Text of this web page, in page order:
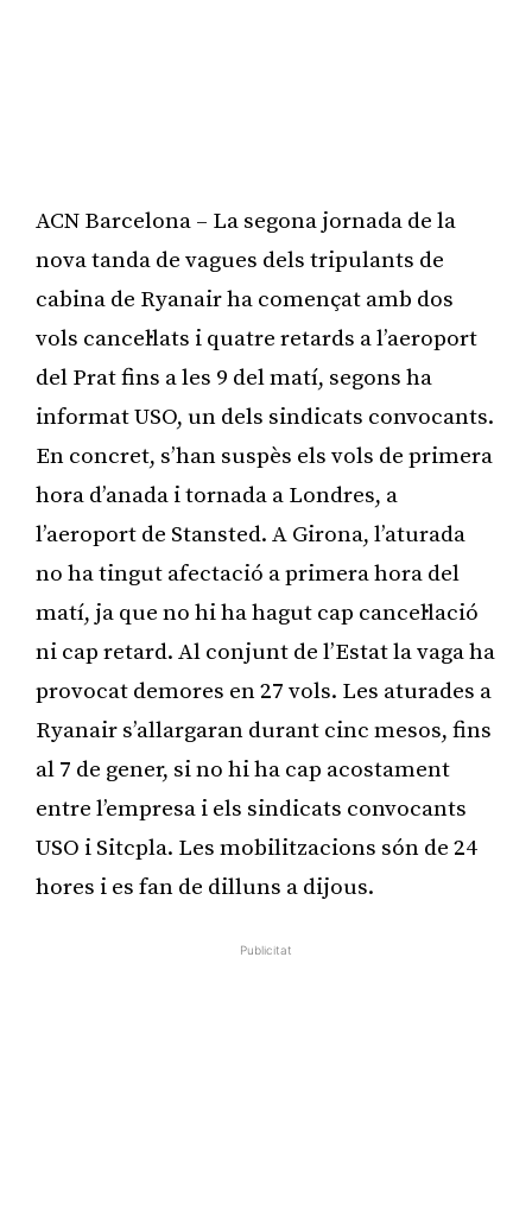
ACN Barcelona – La segona jornada de la
nova tanda de vagues dels tripulants de
cabina de Ryanair ha començat amb dos
vols cancel·lats i quatre retards a l’aeroport
del Prat fins a les 9 del matí, segons ha
informat USO, un dels sindicats convocants.
En concret, s’han suspès els vols de primera
hora d’anada i tornada a Londres, a
l’aeroport de Stansted. A Girona, l’aturada
no ha tingut afectació a primera hora del
matí, ja que no hi ha hagut cap cancel·lació
ni cap retard. Al conjunt de l’Estat la vaga ha
provocat demores en 27 vols. Les aturades a
Ryanair s’allargaran durant cinc mesos, fins
al 7 de gener, si no hi ha cap acostament
entre l’empresa i els sindicats convocants
USO i Sitcpla. Les mobilitzacions són de 24
hores i es fan de dilluns a dijous.
Publicitat